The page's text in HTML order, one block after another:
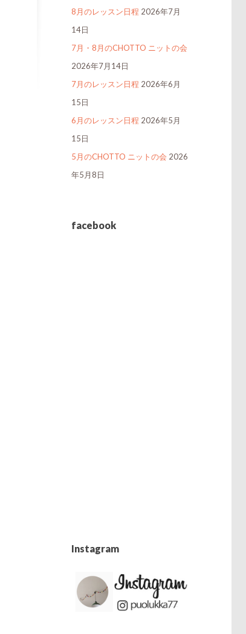
8月のレッスン日程 2026年7月
14日
7月・8月のCHOTTO ニットの会
2026年7月14日
7月のレッスン日程 2026年6月
15日
6月のレッスン日程 2026年5月
15日
5月のCHOTTO ニットの会 2026
年5月8日
facebook
Instagram